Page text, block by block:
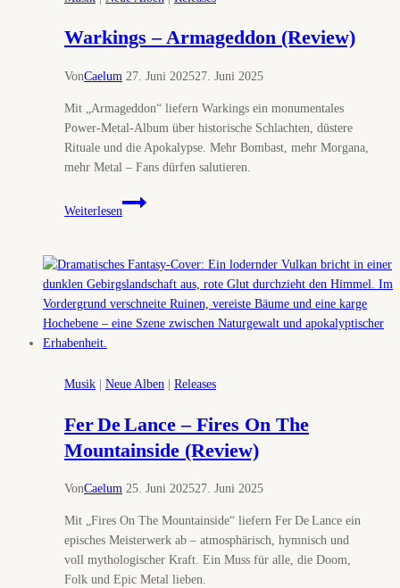
Warkings – Armageddon (Review)
VonCaelum 27. Juni 202527. Juni 2025
Mit „Armageddon“ liefern Warkings ein monumentales
Power-Metal-Album über historische Schlachten, düstere
Rituale und die Apokalypse. Mehr Bombast, mehr Morgana,
mehr Metal – Fans dürfen salutieren.
Weiterlesen
Warkings
–
(Review)
Musik Neue Alben Releases
Fer De Lance – Fires On The
Mountainside (Review)
VonCaelum 25. Juni 202527. Juni 2025
Mit „Fires On The Mountainside“ liefern Fer De Lance ein
episches Meisterwerk ab – atmosphärisch, hymnisch und
voll mythologischer Kraft. Ein Muss für alle, die Doom,
Folk und Epic Metal lieben.